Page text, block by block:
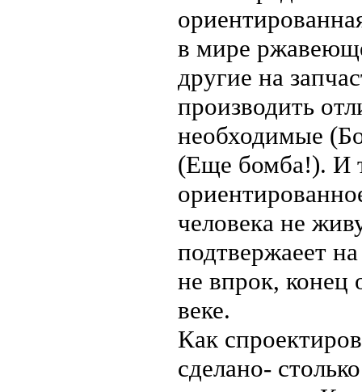
в мире
другие на
производить
необходимые
(Еще бомба!). И
человека не
подтвержаеет
не впрок, конец
веке.
Как
сделано-